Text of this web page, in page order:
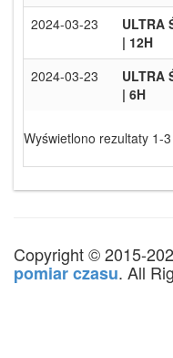
2024-03-23
ULTRA
| 12H
2024-03-23
ULTRA
| 6H
Wyświetlono rezultaty 1-
Copyright © 2015-
pomiar czasu. All